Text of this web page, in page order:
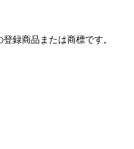
録商品または商標です。